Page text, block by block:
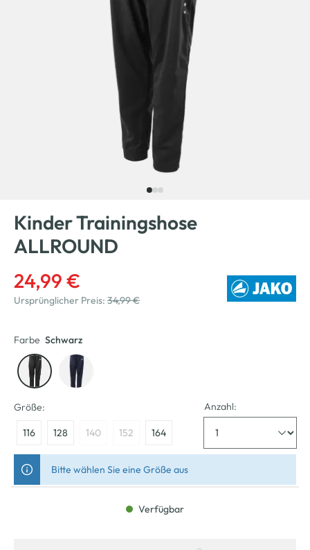
Kinder Trainingshose
ALLROUND
24,99 €
Ursprünglicher Preis: 34,99 €
Farbe Schwarz
Größe:
116 128 140 152 164
Anzahl:
Bitte wählen Sie eine Größe aus
Verfügbar